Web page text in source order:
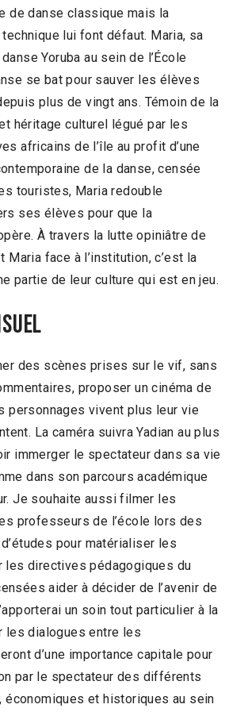
de danse classique mais la
lui font défaut. Maria, sa
Yoruba au sein de l’École
se bat pour sauver les élèves
plus de vingt ans. Témoin de la
héritage culturel légué par les
africains de l’île au profit d’une
de la danse, censée
touristes, Maria redouble
ses élèves pour que la
À travers la lutte opiniâtre de
Maria face à l’institution, c’est la
partie de leur culture qui est en jeu.
des scènes prises sur le vif, sans
proposer un cinéma de
personnages vivent plus leur vie
La caméra suivra Yadian au plus
immerger le spectateur dans sa vie
dans son parcours académique
Je souhaite aussi filmer les
professeurs de l’école lors des
pour matérialiser les
les directives pédagogiques du
aider à décider de l’avenir de
un soin tout particulier à la
les dialogues entre les
d’une importance capitale pour
par le spectateur des différents
économiques et historiques au sein